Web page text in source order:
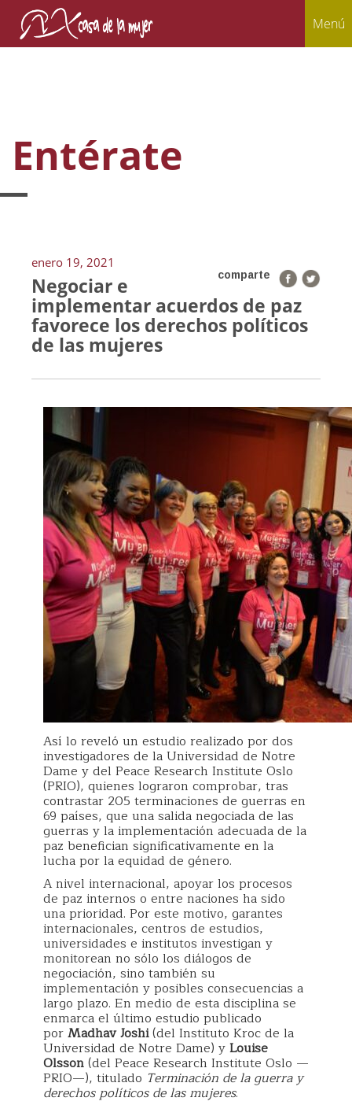
Menú
Entérate
enero 19, 2021
comparte
Negociar e
implementar acuerdos de paz
favorece los derechos políticos
de las mujeres
Así lo reveló un estudio realizado por dos
investigadores de la Universidad de Notre
Dame y del Peace Research Institute Oslo
(PRIO), quienes lograron comprobar, tras
contrastar 205 terminaciones de guerras en
69 países, que una salida negociada de las
guerras y la implementación adecuada de la
paz benefician significativamente en la
lucha por la equidad de género.
A nivel internacional, apoyar los procesos
de paz internos o entre naciones ha sido
una prioridad. Por este motivo, garantes
internacionales, centros de estudios,
universidades e institutos investigan y
monitorean no sólo los diálogos de
negociación, sino también su
implementación y posibles consecuencias a
largo plazo. En medio de esta disciplina se
enmarca el último estudio publicado
porMadhav Joshi(del Instituto Kroc de la
Universidad de Notre Dame) yLouise
Olsson(del Peace Research Institute Oslo —
PRIO—), titulado Terminación de la guerra y
derechos políticos de las mujeres.